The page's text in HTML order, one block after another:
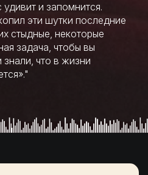
и запомнится.
эти шутки последние
стыдные, некоторые
задача, чтобы вы
что в жизни